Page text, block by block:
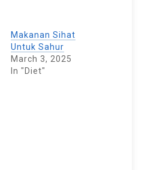
Makanan Sihat
Untuk Sahur
March 3, 2025
In "Diet"